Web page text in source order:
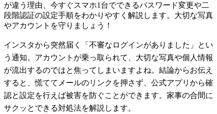
が違う理由、今すぐスマホ1台でできるパスワード変更や二
段階認証の設定手順をわかりやすく解説します。大切な写真
やアカウントを守りましょう！
インスタから突然届く「不審なログインがありました」とい
う通知。アカウントが乗っ取られて、大切な写真や個人情報
が流出するのではと焦ってしまいますよね。結論からお伝え
すると、慌ててメールのリンクを押さず、公式アプリから確
認と設定を行えば被害を防ぐことができます。家事の合間に
サクッとできる対処法を解説します。